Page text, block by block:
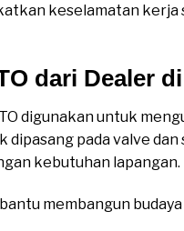
keselamatan kerja
dari Dealer
digunakan untuk
pada valve
kebutuhan lapangan.
membangun